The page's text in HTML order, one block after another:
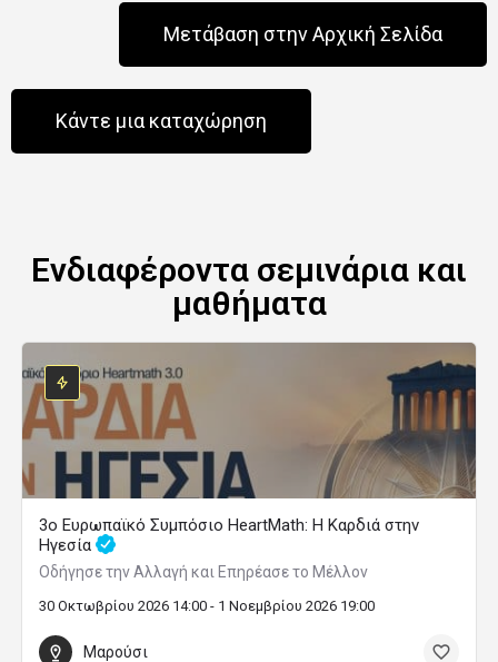
Μετάβαση στην Αρχική Σελίδα
Κάντε μια καταχώρηση
Ενδιαφέροντα σεμινάρια και
μαθήματα
3ο Ευρωπαϊκό Συμπόσιο HeartMath: Η Καρδιά στην
Ηγεσία
Οδήγησε την Αλλαγή και Επηρέασε το Μέλλον
30 Οκτωβρίου 2026 14:00 - 1 Νοεμβρίου 2026 19:00
Μαρούσι